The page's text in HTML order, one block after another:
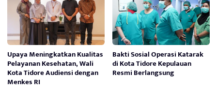
Upaya Meningkatkan Kualitas
Pelayanan Kesehatan, Wali
Kota Tidore Audiensi dengan
Menkes RI
Bakti Sosial Operasi Katarak
di Kota Tidore Kepulauan
Resmi Berlangsung